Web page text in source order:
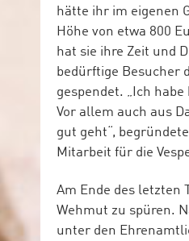
hätte ihr im eigenen
Höhe von etwa 800
hat sie ihre Zeit und
bedürftige Besucher
gespendet. „Ich
Vor allem auch aus
gut geht“,
Mitarbeit für die
Am Ende des letzten
Wehmut zu spüren.
unter den